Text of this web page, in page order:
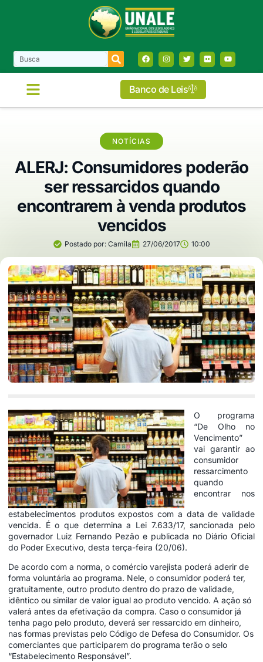
Banco de Leis
NOTÍCIAS
ALERJ: Consumidores poderão
ser ressarcidos quando
encontrarem à venda produtos
vencidos
Postado por:Camila 27/06/2017 10:00
O programa
“De Olho no
Vencimento”
vai garantir ao
consumidor
ressarcimento
quando
encontrar nos
estabelecimentos produtos expostos com a data de validade
vencida. É o que determina a Lei 7.633/17, sancionada pelo
governador Luiz Fernando Pezão e publicada no Diário Oficial
do Poder Executivo, desta terça-feira (20/06).
De acordo com a norma, o comércio varejista poderá aderir de
forma voluntária ao programa. Nele, o consumidor poderá ter,
gratuitamente, outro produto dentro do prazo de validade,
idêntico ou similar de valor igual ao produto vencido. A ação só
valerá antes da efetivação da compra. Caso o consumidor já
tenha pago pelo produto, deverá ser ressarcido em dinheiro,
nas formas previstas pelo Código de Defesa do Consumidor. Os
comerciantes que participarem do programa terão o selo
“Estabelecimento Responsável”.